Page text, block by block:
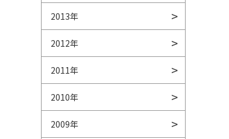
2013年
2012年
2011年
2010年
2009年